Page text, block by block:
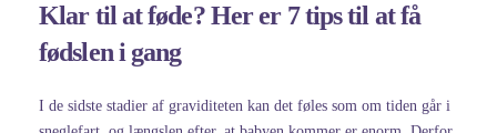
Klar til at føde? Her er 7 tips til at få
fødslen i gang
I de sidste stadier af graviditeten kan det føles som om tiden går i